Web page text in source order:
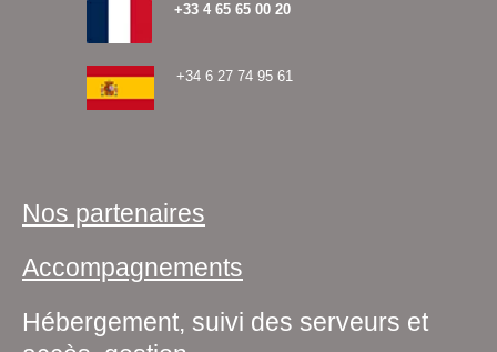
+33 4 65 65 00 20
+34 6 27 74 95 61
Nos partenaires
Accompagnements
Hébergement, suivi des serveurs et